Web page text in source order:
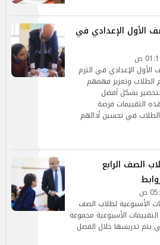
الأول الإعدادي في
الأول الإعدادي في الترم
الطلاب وتعزيز فهمهم
بشكل أفضل
هذه التقييمات فرصة
الطلاب في تحسين أدائهم
الصف الرابع
الأسبوعية لطلاب الصف
2025، وتشمل التقييمات الأسبوعية مجموعة
يتم تدريسها خلال الفصل